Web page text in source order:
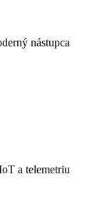
nástupca
a telemetriu